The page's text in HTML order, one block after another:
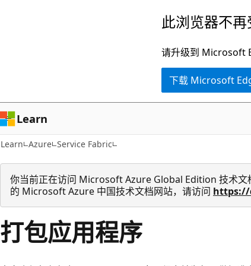
容
此浏览器不再
请升级到 Microsoft
下载 Microsoft
Learn
Learn Azure Service Fabric
你当前正在访问 Microsoft Azure Global Edition 技术文
的 Microsoft Azure 中国技术文档网站，请访问 https://
打包应用程序